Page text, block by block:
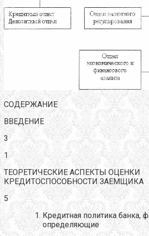
СОДЕРЖАНИЕ
ВВЕДЕНИЕ
3
1
ТЕОРЕТИЧЕСКИЕ АСПЕКТЫ ОЦЕНКИ
КРЕДИТОСПОСОБНОСТИ ЗАЕМЩИКА
5
Кредитная политика банка,
определяющие